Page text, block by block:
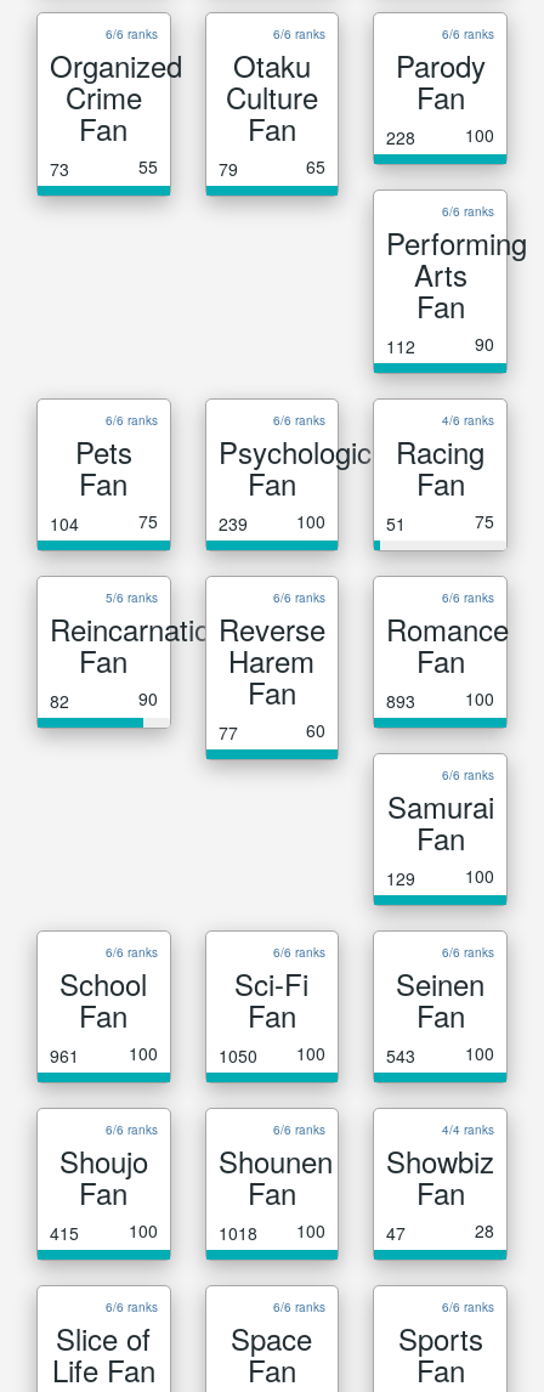
6/6 ranks
Organized
Crime
Fan
73 55
6/6 ranks
Otaku
Culture
Fan
79 65
6/6 ranks
Parody
Fan
228 100
6/6 ranks
Performing
Arts
Fan
112 90
6/6 ranks
Pets
Fan
104 75
6/6 ranks
Psychological
Fan
239 100
4/6 ranks
Racing
Fan
51 75
5/6 ranks
Reincarnation
Fan
82 90
6/6 ranks
Reverse
Harem
Fan
77 60
6/6 ranks
Romance
Fan
893 100
6/6 ranks
Samurai
Fan
129 100
6/6 ranks
School
Fan
961 100
6/6 ranks
Sci-Fi
Fan
1050 100
6/6 ranks
Seinen
Fan
543 100
6/6 ranks
Shoujo
Fan
415 100
6/6 ranks
Shounen
Fan
1018 100
4/4 ranks
Showbiz
Fan
47 28
6/6 ranks
Slice of
Life Fan
6/6 ranks
Space
Fan
6/6 ranks
Sports
Fan